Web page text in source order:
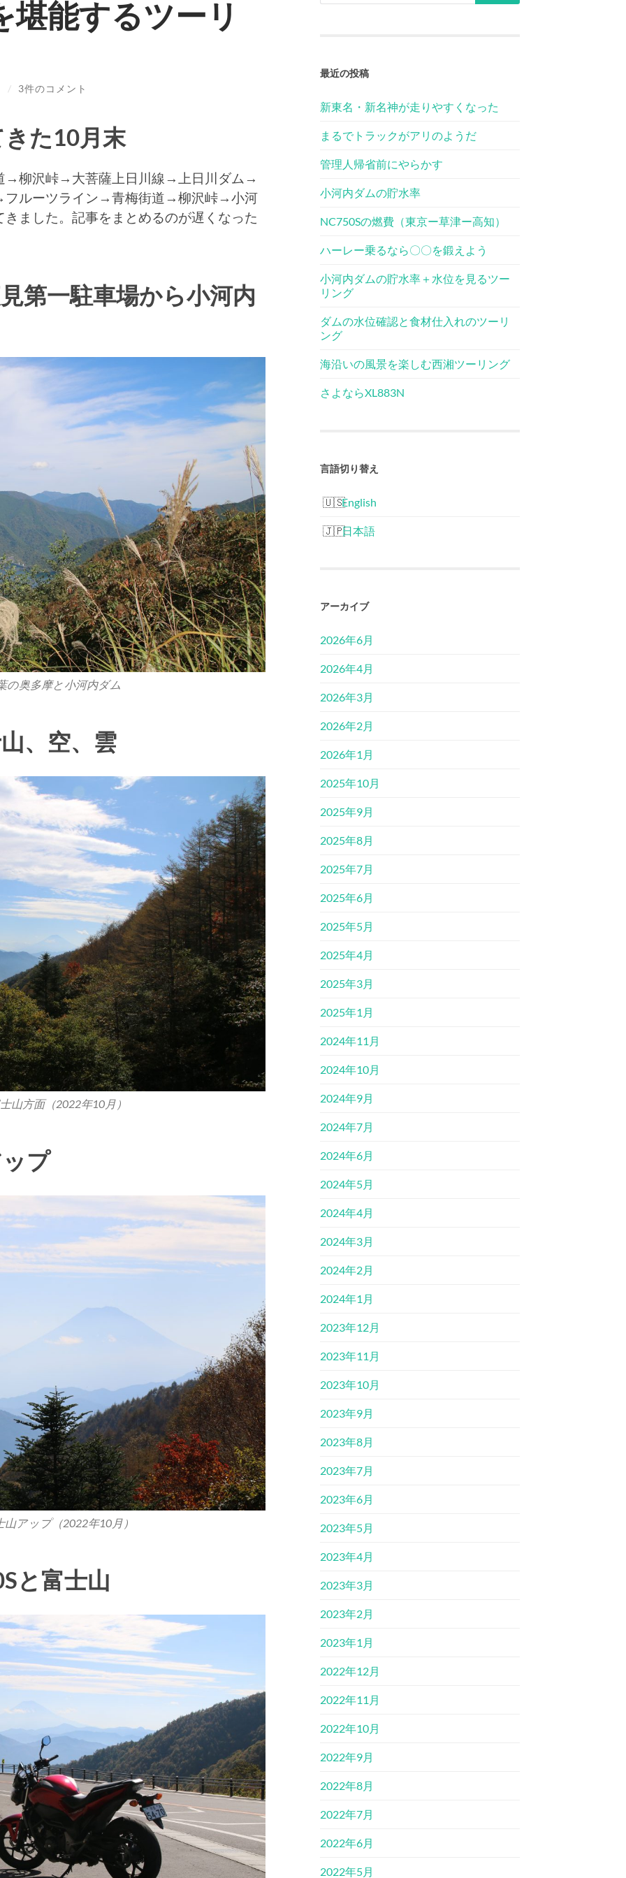
堪能するツーリ
/ 3件のコメント
た10月末
→柳沢峠→大菩薩上日川線→上日川ダム→
ルーツライン→青梅街道→柳沢峠→小河
ました。記事をまとめるのが遅くなった
第一駐車場から小河内
の奥多摩と小河内ダム
、空、雲
山方面（2022年10月）
プ
アップ（2022年10月）
と富士山
最近の投稿
新東名・新名神が走りやすくなった
まるでトラックがアリのようだ
管理人帰省前にやらかす
小河内ダムの貯水率
NC750Sの燃費（東京ー草津ー高知）
ハーレー乗るなら〇〇を鍛えよう
小河内ダムの貯水率＋水位を見るツー
リング
ダムの水位確認と食材仕入れのツーリ
ング
海沿いの風景を楽しむ西湘ツーリング
さよならXL883N
言語切り替え
English
日本語
アーカイブ
2026年6月
2026年4月
2026年3月
2026年2月
2026年1月
2025年10月
2025年9月
2025年8月
2025年7月
2025年6月
2025年5月
2025年4月
2025年3月
2025年1月
2024年11月
2024年10月
2024年9月
2024年7月
2024年6月
2024年5月
2024年4月
2024年3月
2024年2月
2024年1月
2023年12月
2023年11月
2023年10月
2023年9月
2023年8月
2023年7月
2023年6月
2023年5月
2023年4月
2023年3月
2023年2月
2023年1月
2022年12月
2022年11月
2022年10月
2022年9月
2022年8月
2022年7月
2022年6月
2022年5月